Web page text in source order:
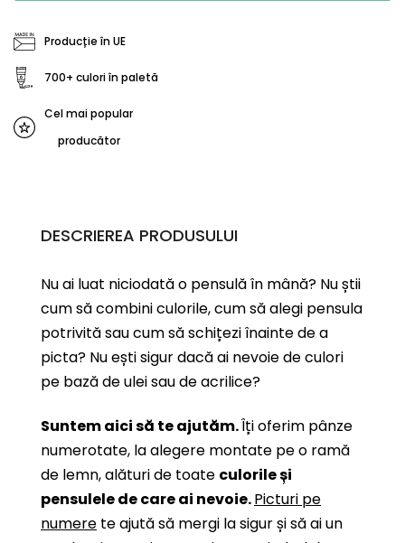
Producție în UE
700+ culori în paletă
Cel mai popular
producător
DESCRIEREA PRODUSULUI
Nu ai luat niciodată o pensulă în mână? Nu știi
cum să combini culorile, cum să alegi pensula
potrivită sau cum să schițezi înainte de a
picta? Nu ești sigur dacă ai nevoie de culori
pe bază de ulei sau de acrilice?
Suntem aici să te ajutăm.Îți oferim pânze
numerotate, la alegere montate pe o ramă
de lemn, alături de toate culorile și
pensulele de care ai nevoie.Picturi pe
numere te ajută să mergi la sigur și să ai un